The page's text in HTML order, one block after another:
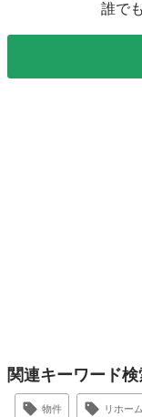
誰で
関連キーワード検
物件 リホーム